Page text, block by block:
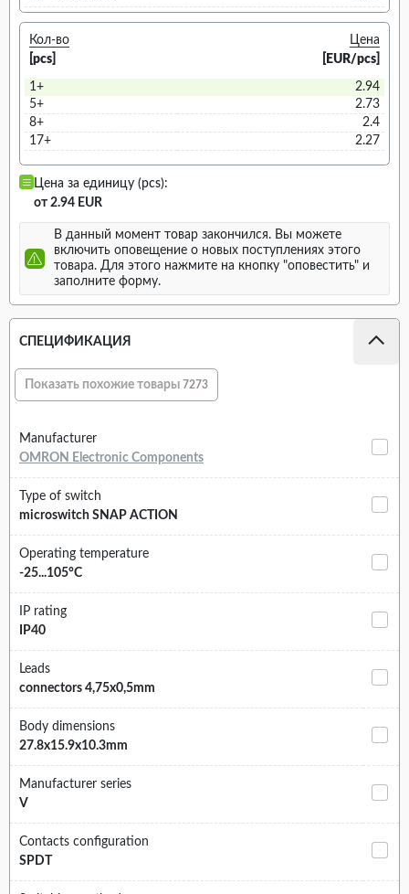
Кол-во
[pcs]
Цена
[EUR/pcs]
1+
2.94
5+
2.73
8+
2.4
17+
2.27
Цена за единицу (pcs):
от 2.94 EUR
В данный момент товар закончился. Вы можете
включить оповещение о новых поступлениях этого
товара. Для этого нажмите на кнопку "оповестить" и
заполните форму.
СПЕЦИФИКАЦИЯ
Показать похожие товары 7273
Manufacturer
OMRON Electronic Components
Type of switch
microswitch SNAP ACTION
Operating temperature
-25...105°C
IP rating
IP40
Leads
connectors 4,75x0,5mm
Body dimensions
27.8x15.9x10.3mm
Manufacturer series
V
Contacts configuration
SPDT